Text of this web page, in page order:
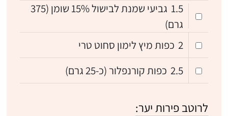
1.5
גביעי שמנת לבישול 15% שומן (375
גרם)
2 כפות מיץ לימון סחוט טרי
2.5 כפות קורנפלור (כ-25 גרם)
לרוטב פירות יער: